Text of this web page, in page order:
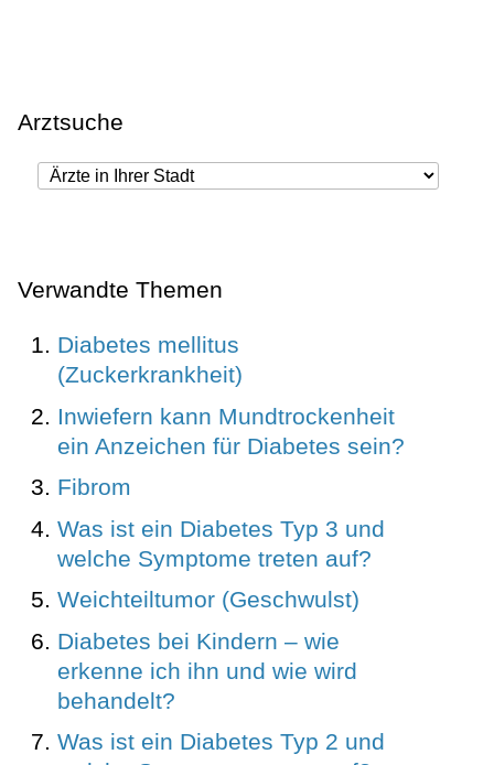
Arztsuche
Verwandte Themen
Diabetes mellitus
(Zuckerkrankheit)
Inwiefern kann Mundtrockenheit
ein Anzeichen für Diabetes sein?
Fibrom
Was ist ein Diabetes Typ 3 und
welche Symptome treten auf?
Weichteiltumor (Geschwulst)
Diabetes bei Kindern – wie
erkenne ich ihn und wie wird
behandelt?
Was ist ein Diabetes Typ 2 und